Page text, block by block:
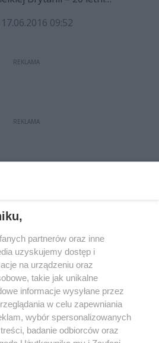
wcisnął Złoty Przycisk.
Do tragedii doszło w
17.06.2016 09:52
REKLAMA
REKLAMA
Prywatność
Praca Łódź
the:protocol
partnerów oraz inne
uzyskujemy dostęp i
na urządzeniu oraz
takie jak unikalne
informacje wysyłane przez
w celu zapewniania
wybór spersonalizowanych
badanie odbiorców oraz